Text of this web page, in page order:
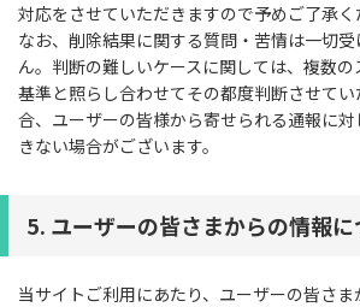
対応をさせていただきますので予めご了承く
なお、削除結果に関する質問・苦情は一切
ん。判断の難しいケースに関しては、複数
基準と照らし合わせてその都度判断させて
合、ユーザーの皆様から寄せられる通報に
きない場合がございます。
5. ユーザーの皆さまからの情報に
当サイトご利用にあたり、ユーザーの皆さ